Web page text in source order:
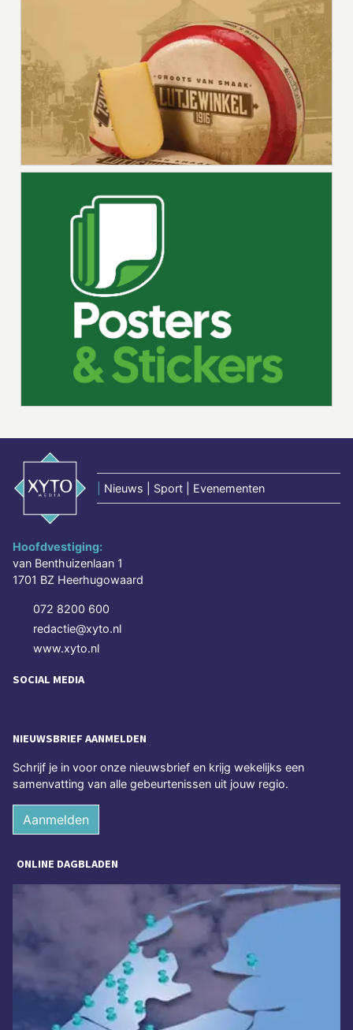
Nieuws | Sport | Evenementen
Hoofdvestiging:
van Benthuizenlaan 1
1701 BZ Heerhugowaard
072 8200 600
redactie@xyto.nl
www.xyto.nl
SOCIAL MEDIA
NIEUWSBRIEF AANMELDEN
Schrijf je in voor onze nieuwsbrief en krijg wekelijks een
samenvatting van alle gebeurtenissen uit jouw regio.
Aanmelden
ONLINE DAGBLADEN